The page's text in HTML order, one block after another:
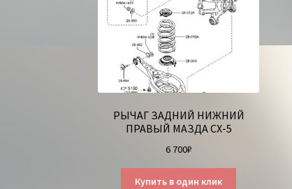
РЫЧАГ ЗАДНИЙ НИЖНИЙ
ПРАВЫЙ МАЗДА СХ-5
6 700₽
Купить в один клик